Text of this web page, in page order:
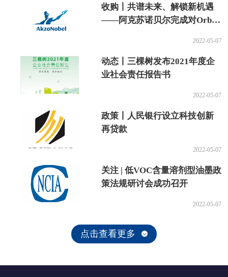
收购丨共谱未来、解锁新机遇
——阿克苏诺贝尔完成对Orbis
2022-05-07
动态丨三棵树发布2021年度企
业社会责任报告书
2022-05-07
政策丨人民银行设立科技创新
再贷款
2022-05-07
关注 | 低VOC含量溶剂型油墨政
策法规研讨会成功召开
2022-05-07
点击查看更多